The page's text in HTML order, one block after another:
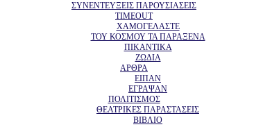
ΣΥΝΕΝΤΕΥΞΕΙΣ ΠΑΡΟΥΣΙΑΣΕΙΣ
TIMEOUT
ΧΑΜΟΓΕΛΑΣΤΕ
ΤΟΥ ΚΟΣΜΟΥ ΤΑ ΠΑΡΑΞΕΝΑ
ΠΙΚΑΝΤΙΚΑ
ΖΩΔΙΑ
ΑΡΘΡΑ
ΕΙΠΑΝ
ΕΓΡΑΨΑΝ
ΠΟΛΙΤΙΣΜΟΣ
ΘΕΑΤΡΙΚΕΣ ΠΑΡΑΣΤΑΣΕΙΣ
ΒΙΒΛΙΟ